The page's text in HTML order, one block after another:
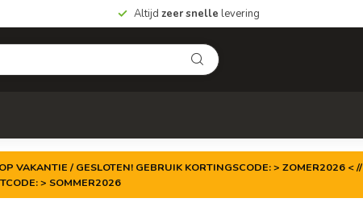
Altijd zeer snelle levering
VAKANTIE / GESLOTEN! GEBRUIK KORTINGSCODE: > ZOMER2026
> SOMMER2026